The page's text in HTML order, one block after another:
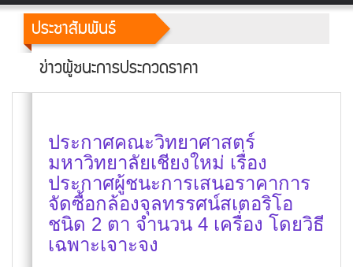
ประชาสัมพันธ์
ข่าวผู้ชนะการประกวดราคา
ประกาศคณะวิทยาศาสตร์
มหาวิทยาลัยเชียงใหม่ เรื่อง
ประกาศผู้ชนะการเสนอราคาการ
จัดซื้อกล้องจุลทรรศน์สเตอริโอ
ชนิด 2 ตา จำนวน 4 เครื่อง โดยวิธี
เฉพาะเจาะจง